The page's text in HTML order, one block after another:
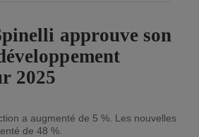
approuve son
2025
a augmenté de 5 %. Les nouvelles
de 48 %.